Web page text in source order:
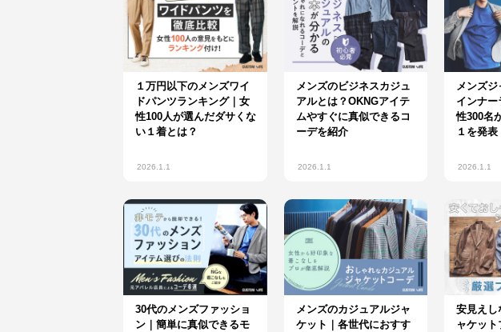
１万円以下のメンズワイ
ドパンツランキング｜女
性100人が選んだダサくな
い１着とは？
2026.1.1
メンズのビジネスカジュ
アルとは？OKNGアイテ
ムやすぐに真似できるコ
ーデを紹介
2026.1.1
メンズ
インナー
性300名
１を発表
2026.1.1
30代のメンズファッショ
ン｜簡単に真似できるモ
メンズのカジュアルジャ
ケット｜各世代におすす
安見えし
ャケッ